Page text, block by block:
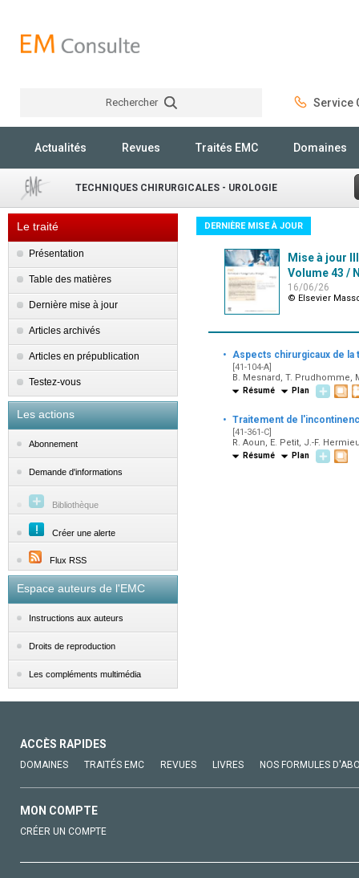
Rechercher Service
Actualités Revues Traités EMC Domaines
TECHNIQUES CHIRURGICALES - UROLOGIE
Le traité
Présentation
Table des matières
Dernière mise à jour
Articles archivés
Articles en prépublication
Testez-vous
Les actions
Abonnement
Demande d'informations
Bibliothèque
Créer une alerte
Flux RSS
Espace auteurs de l'EMC
Instructions aux auteurs
Droits de reproduction
Les compléments multimédia
DERNIÈRE MISE À JOUR
Mise à jour
Volume 43 /
16/06/26
© Elsevier
· Aspects chirurgicaux de la
[41-104-A]
B. Mesnard, T. Prudhomme,
Résumé Plan
· Traitement de
[41-361-C]
R. Aoun, E. Petit, J.-F.
Résumé Plan
ACCÈS RAPIDES
DOMAINES TRAITÉS EMC REVUES LIVRES NOS FORMULES
MON COMPTE
CRÉER UN COMPTE